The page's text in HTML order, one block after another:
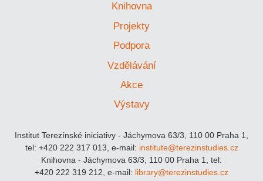
Knihovna
Projekty
Podpora
Vzdělávání
Akce
Výstavy
Institut Terezínské iniciativy - Jáchymova 63/3, 110 00 Praha 1,
tel: +420 222 317 013, e-mail: institute@terezinstudies.cz
Knihovna - Jáchymova 63/3, 110 00 Praha 1, tel:
+420 222 319 212, e-mail: library@terezinstudies.cz